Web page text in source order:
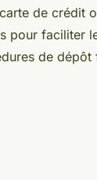
de crédit
pour faciliter
de dépôt